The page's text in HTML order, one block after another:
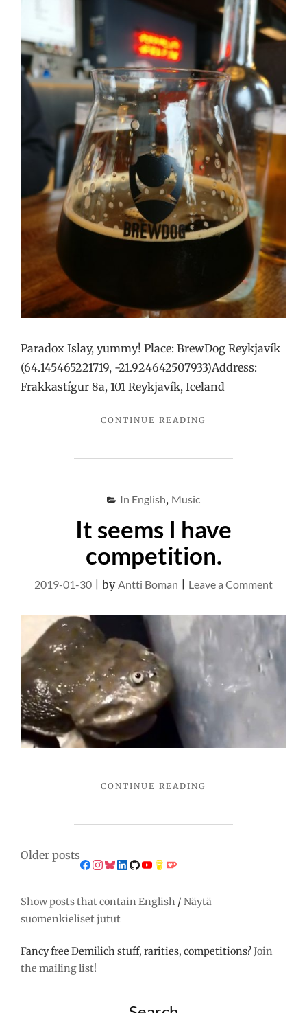
Paradox Islay, yummy! Place: BrewDog Reykjavík
(64.145465221719, -21.924642507933)Address:
Frakkastígur 8a, 101 Reykjavík, Iceland
CONTINUE READING
In English, Music
It seems I have
competition.
2019-01-30 byAntti Boman Leave a Commenton
seems
have
CONTINUE READING
Posts
Older posts
Show posts that contain English / Näytä
suomenkieliset jutut
Fancy free Demilich stuff, rarities, competitions?Join
the mailing list!